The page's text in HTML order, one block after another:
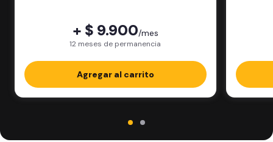
+ $ 9.900/mes
12 meses de permanencia
Agregar al carrito